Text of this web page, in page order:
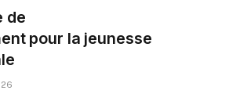
de
pour la jeunesse